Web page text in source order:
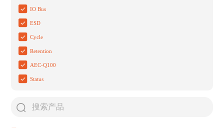
IO Bus
ESD
Cycle
Retention
AEC-Q100
Status